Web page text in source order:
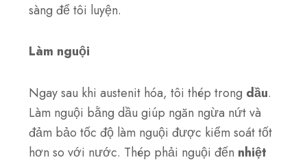
sàng để tôi luyện.
Làm nguội
Ngay sau khi austenit hóa, tôi thép trong dầu.
Làm nguội bằng dầu giúp ngăn ngừa nứt và
đảm bảo tốc độ làm nguội được kiểm soát tốt
hơn so với nước. Thép phải nguội đến nhiệt